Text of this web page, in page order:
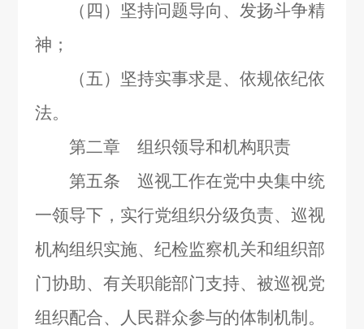
（四）坚持问题导向、发扬斗争精
神；
（五）坚持实事求是、依规依纪依
法。
第二章 组织领导和机构职责
第五条 巡视工作在党中央集中统
一领导下，实行党组织分级负责、巡视
机构组织实施、纪检监察机关和组织部
门协助、有关职能部门支持、被巡视党
组织配合、人民群众参与的体制机制。